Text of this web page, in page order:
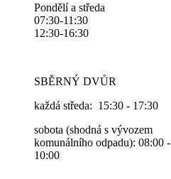
Pondělí a středa
07:30-11:30
12:30-16:30
SBĚRNÝ DVŮR
každá středa: 15:30 - 17:30
sobota (shodná s vývozem
komunálního odpadu): 08:00 -
10:00